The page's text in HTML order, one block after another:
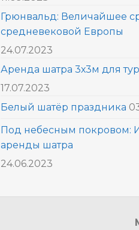
Грюнвальд: Величайшее
средневековой Европы
24.07.2023
Аренда шатра 3х3м для
17.07.2023
Белый шатёр праздника
Под небесным покровом:
аренды шатра
24.06.2023